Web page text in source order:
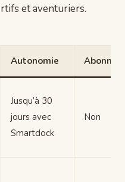
et aventuriers.
Autonomie
Jusqu’à 30
jours avec
Smartdock
Non